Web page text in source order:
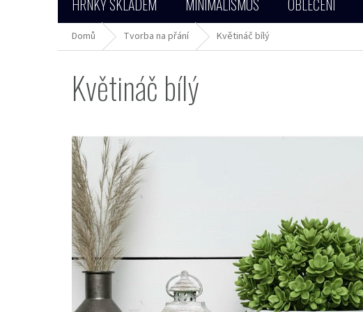
HRNKY SKLADEM MINIMALISMUS OBLEČENÍ
Domů Tvorba na přání Květináč bílý
Květináč bílý